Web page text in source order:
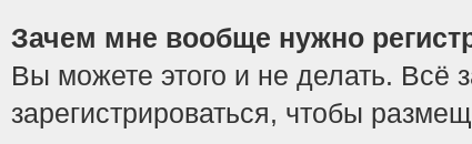
Зачем мне вообще нужно
Вы можете этого и не делать. Всё
зарегистрироваться, чтобы